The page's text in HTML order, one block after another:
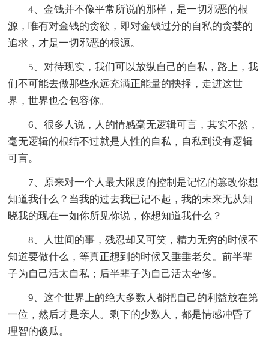
4、金钱并不像平常所说的那样，是一切邪恶的根
源，唯有对金钱的贪欲，即对金钱过分的自私的贪婪的
追求，才是一切邪恶的根源。
5、对待现实，我们可以放纵自己的自私，路上，我
们不可能去做那些永远充满正能量的抉择，走进这世
界，世界也会包容你。
6、很多人说，人的情感毫无逻辑可言，其实不然，
毫无逻辑的根结不过就是人性的自私，自私到没有逻辑
可言。
7、原来对一个人最大限度的控制是记忆的篡改你想
知道我什么？当我的过去我已记不起，我的未来无从知
晓我的现在一如你所见你说，你想知道我什么？
8、人世间的事，残忍却又可笑，精力无穷的时候不
知道要做什么，等真正想到的时候又垂垂老矣。前半辈
子为自己活太自私；后半辈子为自己活太奢侈。
9、这个世界上的绝大多数人都把自己的利益放在第
一位，然后才是亲人。剩下的少数人，都是情感冲昏了
理智的傻瓜。